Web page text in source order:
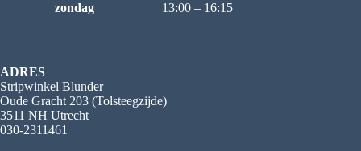
zondag 13:00 – 16:15
ADRES
Stripwinkel Blunder
Oude Gracht 203 (Tolsteegzijde)
3511 NH Utrecht
030-2311461